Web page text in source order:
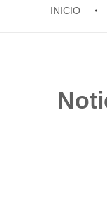
INICIO